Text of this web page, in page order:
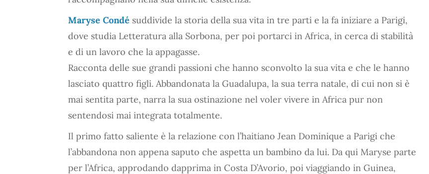
Maryse Condé suddivide la storia della sua vita in tre parti e la fa iniziare a Parigi,
dove studia Letteratura alla Sorbona, per poi portarci in Africa, in cerca di stabilità
e di un lavoro che la appagasse.
Racconta delle sue grandi passioni che hanno sconvolto la sua vita e che le hanno
lasciato quattro figli. Abbandonata la Guadalupa, la sua terra natale, di cui non si è
mai sentita parte, narra la sua ostinazione nel voler vivere in Africa pur non
sentendosi mai integrata totalmente.
Il primo fatto saliente è la relazione con l’haitiano Jean Dominique a Parigi che
l’abbandona non appena saputo che aspetta un bambino da lui. Da qui Maryse parte
per l’Africa, approdando dapprima in Costa D’Avorio, poi viaggiando in Guinea,